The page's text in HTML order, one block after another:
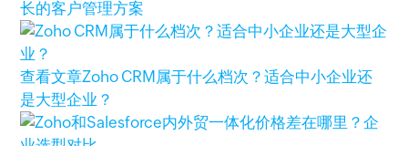
长的客户管理方案
查看文章Zoho CRM属于什么档次？适合中小企业还
是大型企业？